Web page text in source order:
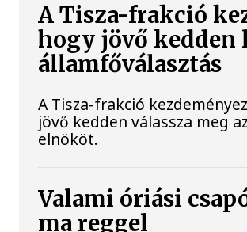
A Tisza-frakció
hogy jövő kedden
államfőválasztás
A Tisza-frakció
jövő kedden válassza meg
elnököt.
Valami óriási
ma reggel